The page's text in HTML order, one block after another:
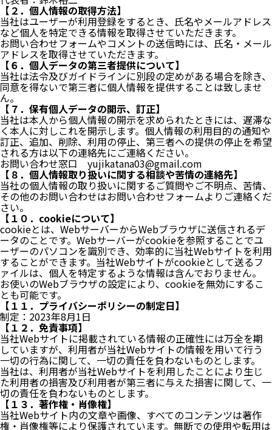
【２．個人情報の取得方法】
当社はユーザーが利用登録をするとき、氏名やメールアドレス
など個人を特定できる情報を取得させていただきます。
お問い合わせフォームやコメントの送信時には、氏名・メール
アドレスを取得させていただきます。
【６．個人データの第三者提供について】
当社は法令及びガイドラインに別段の定めがある場合を除き、
同意を得ないで第三者に個人情報を提供することは致しませ
ん。
【７．保有個人データの開示、訂正】
当社は本人から個人情報の開示を求められたときには、遅滞な
く本人に対しこれを開示します。個人情報の利用目的の通知や
訂正、追加、削除、利用の停止、第三者への提供の停止を希望
される方は以下の連絡先にご連絡ください。
お問い合わせ窓口 yujikatana03@gmail.com
【８．個人情報取り扱いに関する相談や苦情の連絡先】
当社の個人情報の取り扱いに関するご質問やご不明点、苦情、
その他のお問い合わせはお問い合わせフォームよりご連絡くだ
さい。
【１０．cookieについて】
cookieとは、WebサーバーからWebブラウザに送信されるデ
ータのことです。Webサーバーがcookieを参照することでユ
ーザーのパソコンを識別でき、効率的に当社Webサイトを利用
することができます。当社Webサイトがcookieとして送るフ
ァイルは、個人を特定するような情報は含んでおりません。
お使いのWebブラウザの設定により、cookieを無効にするこ
とも可能です。
【１１．プライバシーポリシーの制定日】
制定：2023年8月1日
【１２．免責事項】
当社Webサイトに掲載されている情報の正確性には万全を期
していますが、利用者が当社Webサイトの情報を用いて行う
一切の行為に関して、一切の責任を負わないものとします。
当社は、利用者が当社Webサイトを利用したことにより生じ
た利用者の損害及び利用者が第三者に与えた損害に関して、一
切の責任を負わないものとします。
【１３．著作権・肖像権】
当社Webサイト内の文章や画像、すべてのコンテンツは著作
権・肖像権等により保護されています。無断での使用や転用は